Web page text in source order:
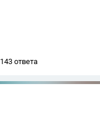
143 ответа